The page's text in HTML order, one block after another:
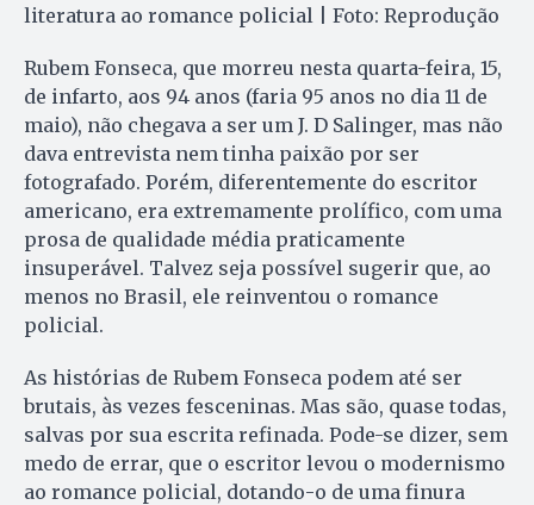
literatura ao romance policial | Foto: Reprodução
Rubem Fonseca, que morreu nesta quarta-feira, 15,
de infarto, aos 94 anos (faria 95 anos no dia 11 de
maio), não chegava a ser um J. D Salinger, mas não
dava entrevista nem tinha paixão por ser
fotografado. Porém, diferentemente do escritor
americano, era extremamente prolífico, com uma
prosa de qualidade média praticamente
insuperável. Talvez seja possível sugerir que, ao
menos no Brasil, ele reinventou o romance
policial.
As histórias de Rubem Fonseca podem até ser
brutais, às vezes fesceninas. Mas são, quase todas,
salvas por sua escrita refinada. Pode-se dizer, sem
medo de errar, que o escritor levou o modernismo
ao romance policial, dotando-o de uma finura